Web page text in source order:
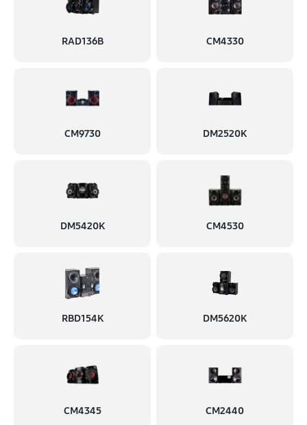
RAD136B CM4330
CM9730 DM2520K
DM5420K CM4530
RBD154K DM5620K
CM4345 CM2440